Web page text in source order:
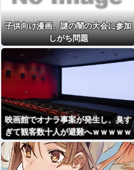
子供向け漫画、謎の闇の大会に参加
しがち問題
映画館でオナラ事案が発生し、臭す
ぎて観客数十人が避難へｗｗｗｗｗ
ｗｗ